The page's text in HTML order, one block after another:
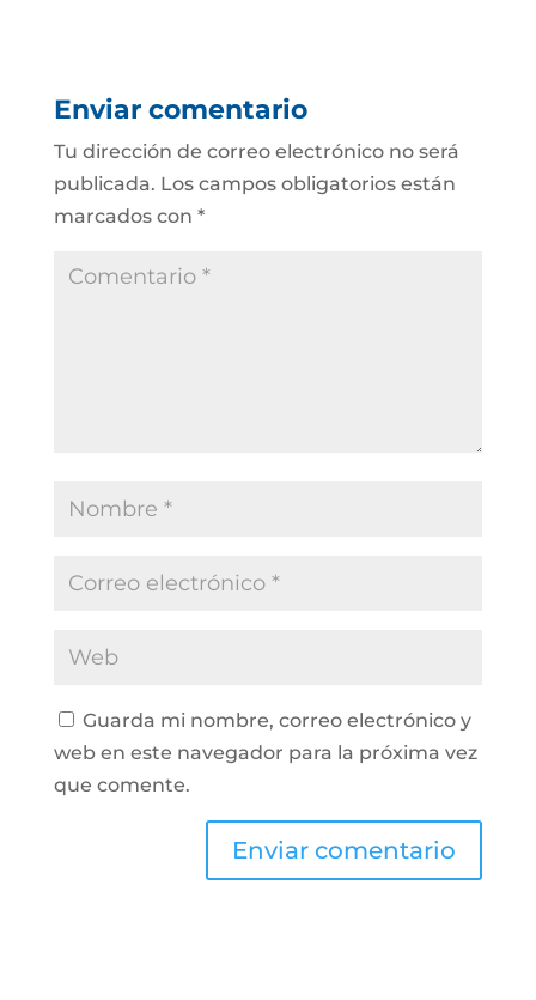
Enviar comentario
Tu dirección de correo electrónico no será
publicada. Los campos obligatorios están
marcados con *
Guarda mi nombre, correo electrónico y
web en este navegador para la próxima vez
que comente.